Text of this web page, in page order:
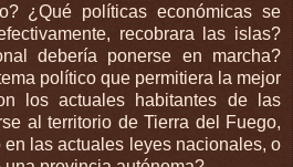
¿Qué políticas económicas se
recobrara las islas?
debería ponerse en marcha?
político que permitiera la mejor
los actuales habitantes de las
al territorio de Tierra del Fuego,
las actuales leyes nacionales, o